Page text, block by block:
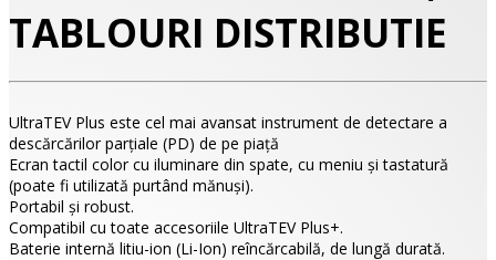
•
•
•
TABLOURI DISTRIBUTIE
UltraTEV Plus este cel mai avansat instrument de detectare a
descărcărilor parțiale (PD) de pe piață
Ecran tactil color cu iluminare din spate, cu meniu și tastatură
(poate fi utilizată purtând mănuși).
Portabil și robust.
Compatibil cu toate accesoriile UltraTEV Plus+.
Baterie internă litiu-ion (Li-Ion) reîncărcabilă, de lungă durată.